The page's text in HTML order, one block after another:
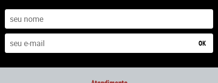
OK